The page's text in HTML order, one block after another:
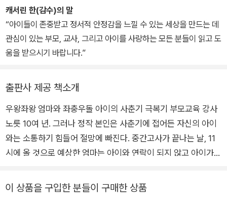
c
있다.
캐서린 한(감수)의 말
“아이들이 존중받고 정서적 안정감을 느낄 수 있는 세상을 만드는 데
관심이 있는 부모, 교사, 그리고 아이를 사랑하는 모든 분들이 읽고 도
움을 받으시기 바랍니다.”
출판사 제공 책소개
우왕좌왕 엄마와 좌충우돌 아이의 사춘기 극복기 부모교육 강사
노릇 10여 년. 그러나 정작 본인은 사춘기에 접어든 자신의 아이
와는 소통하기 힘들어 절망에 빠진다. 중간고사가 끝나는 날, 11
시에 올 것으로 예상한 엄마는 아이와 연락이 되지 않고 아이가
시가 다 되어 헐레벌떡 들어온 아들에게 엄마는 쏘아붙인다. "넌
이 상품을 구입한 분들이 구매한 상품